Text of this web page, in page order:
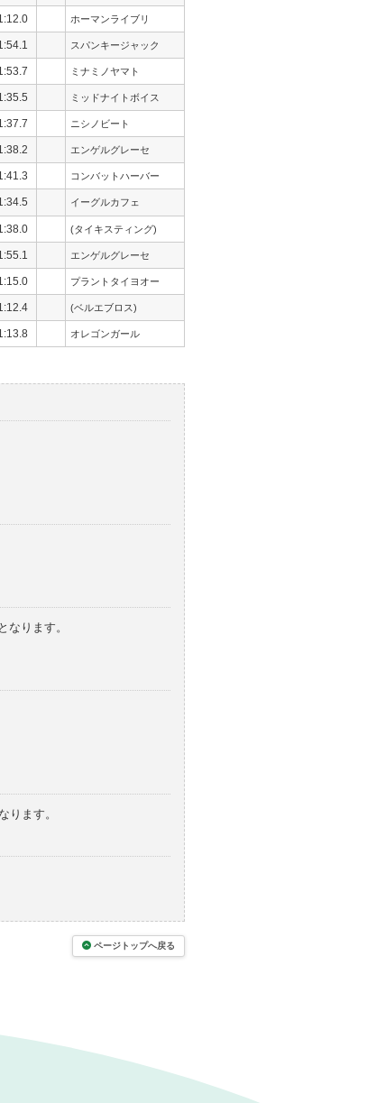
ホーマンライブリ
スパンキージャック
ミナミノヤマト
ミッドナイトボイス
ニシノビート
エンゲルグレーセ
コンバットハーバー
イーグルカフェ
(タイキスティング)
エンゲルグレーセ
プラントタイヨオー
(ベルエブロス)
オレゴンガール
ります。
ります。
ページトップへ戻る